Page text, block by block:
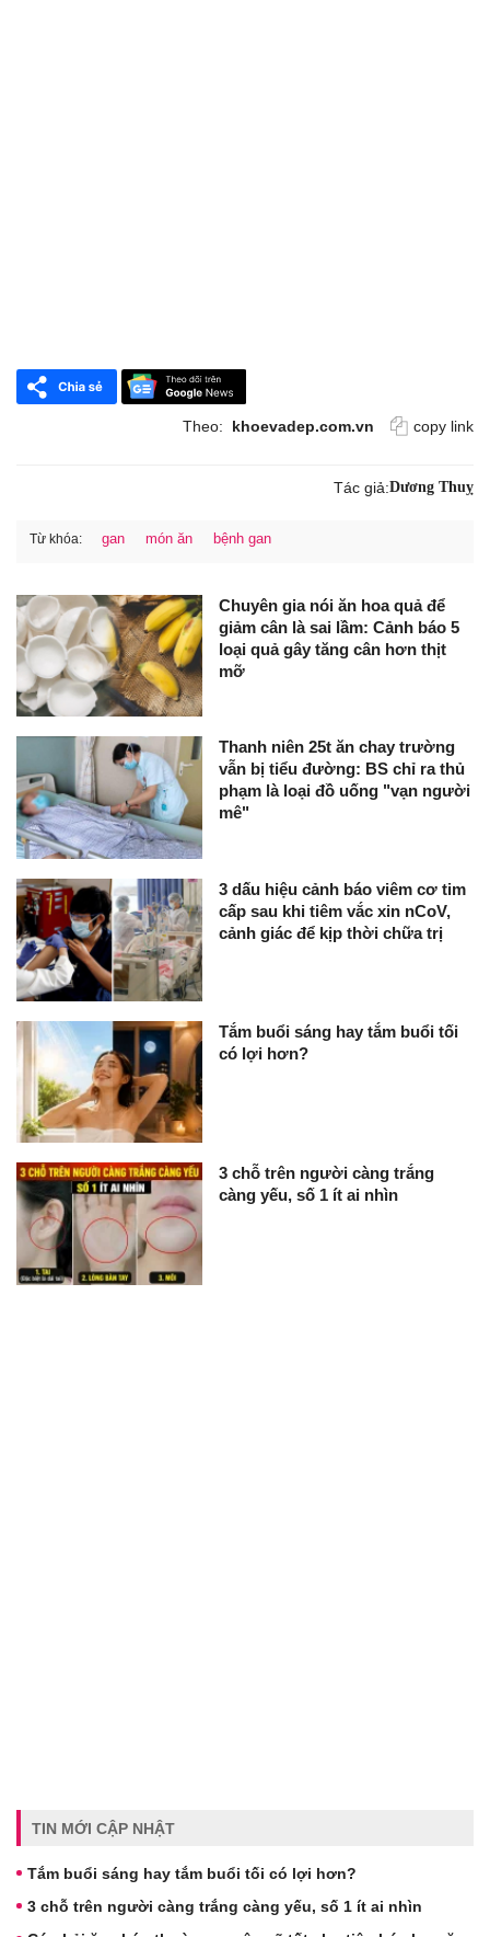
Theo: khoevadep.com.vn copy link
Tác giả:Dương Thuỵ
Từ khóa: gan món ăn bệnh gan
Chuyên gia nói ăn hoa quả để
giảm cân là sai lầm: Cảnh báo 5
loại quả gây tăng cân hơn thịt
mỡ
Thanh niên 25t ăn chay trường
vẫn bị tiểu đường: BS chỉ ra thủ
phạm là loại đồ uống "vạn người
mê"
3 dấu hiệu cảnh báo viêm cơ tim
cấp sau khi tiêm vắc xin nCoV,
cảnh giác để kịp thời chữa trị
Tắm buổi sáng hay tắm buổi tối
có lợi hơn?
3 chỗ trên người càng trắng
càng yếu, số 1 ít ai nhìn
TIN MỚI CẬP NHẬT
Tắm buổi sáng hay tắm buổi tối có lợi hơn?
3 chỗ trên người càng trắng càng yếu, số 1 ít ai nhìn